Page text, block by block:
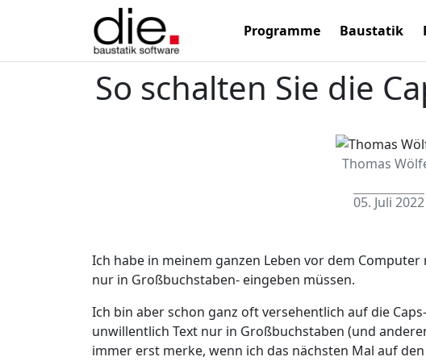
Programme Baustatik
So schalten Sie die
Thomas
05. Juli 2022
Ich habe in meinem ganzen Leben vor dem Computer
nur in Großbuchstaben- eingeben müssen.
Ich bin aber schon ganz oft versehentlich auf die
unwillentlich Text nur in Großbuchstaben (und
immer erst merke, wenn ich das nächsten Mal auf